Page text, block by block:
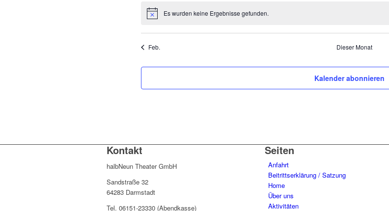
HinweisEs wurden keine Ergebnisse gefunden.
Feb. Dieser Monat
Kalender abonnieren
Kontakt
halbNeun Theater GmbH
Sandstraße 32
64283 Darmstadt
Tel. 06151-23330 (Abendkasse)
Seiten
Anfahrt
Beitrittserklärung / Satzung
Home
Über uns
Aktivitäten